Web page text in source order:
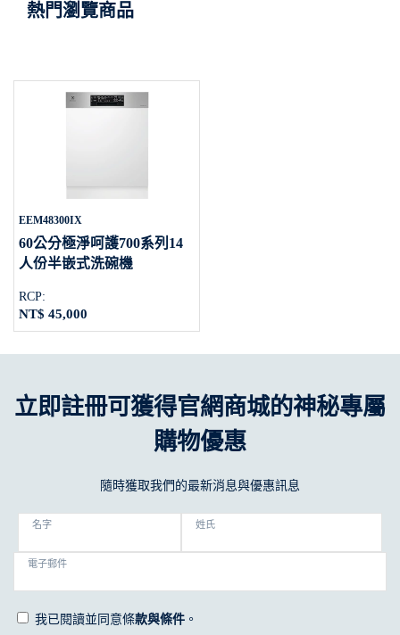
熱門瀏覽商品
EEM48300IX
60公分極淨呵護700系列14
人份半嵌式洗碗機
RCP:
NT$ 45,000
立即註冊可獲得官網商城的神秘專屬
購物優惠
隨時獲取我們的最新消息與優惠訊息
名字 姓氏
電子郵件
我已閱讀並同意條款與條件 。